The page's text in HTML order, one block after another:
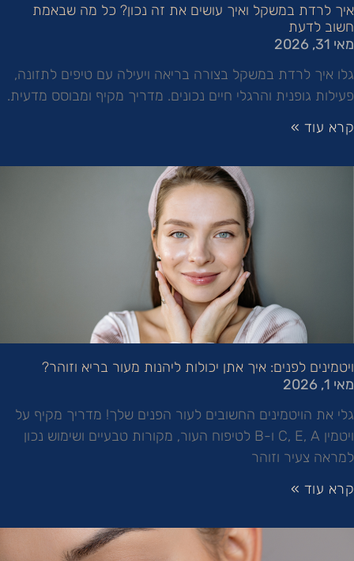
איך לרדת במשקל ואיך עושים את זה נכון? כל מה שבאמת
חשוב לדעת
מאי 31, 2026
גלו איך לרדת במשקל בצורה בריאה ויעילה עם טיפים לתזונה,
פעילות גופנית והרגלי חיים נכונים. מדריך מקיף ומבוסס מדעית.
קרא עוד »
ויטמינים לפנים: איך אתן יכולות ליהנות מעור בריא וזוהר?
מאי 1, 2026
גלי את הויטמינים החשובים לעור הפנים שלך! מדריך מקיף על
ויטמין C, E, A ו-B לטיפוח העור, מקורות טבעיים ושימוש נכון
למראה צעיר וזוהר
קרא עוד »